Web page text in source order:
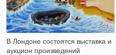
В Лондоне состоятся выставка и
аукцион произведений